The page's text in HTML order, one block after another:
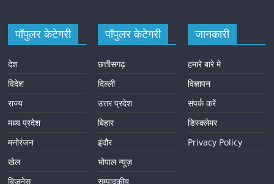
पॉपुलर केटेगरी
देश
विदेश
राज्य
मध्य प्रदेश
मनोरंजन
खेल
बिज़नेस
पॉपुलर केटेगरी
छत्तीसगढ़
दिल्ली
उत्तर प्रदेश
बिहार
इंदौर
भोपाल न्यूज़
सम्पादकीय
जानकारी
हमारे बारे मे
विज्ञापन
संपर्क करें
डिस्क्लेमर
Privacy Policy